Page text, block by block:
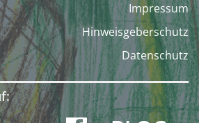
Impressum
Hinweisgeberschutz
Datenschutz